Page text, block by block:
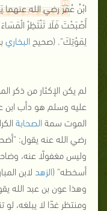
ابْنُ عُمَرَ رضي الله عنهما
أَصْبَحْتَ فَلَا تَنْتَظِرْ
لِمَوْتِكَ". (صحيح البخاري
لم يكن الإكثار من ذكر
عليه وسلم هو دأب ابن
الموت سمة الصحابة
رضي الله عنه يقول:
وليس مغفولًا عنه،
أسخطه" (الزهد لابن
وهذا عون بن عبد الله
ومنتظر غدًا لا يبلغه،